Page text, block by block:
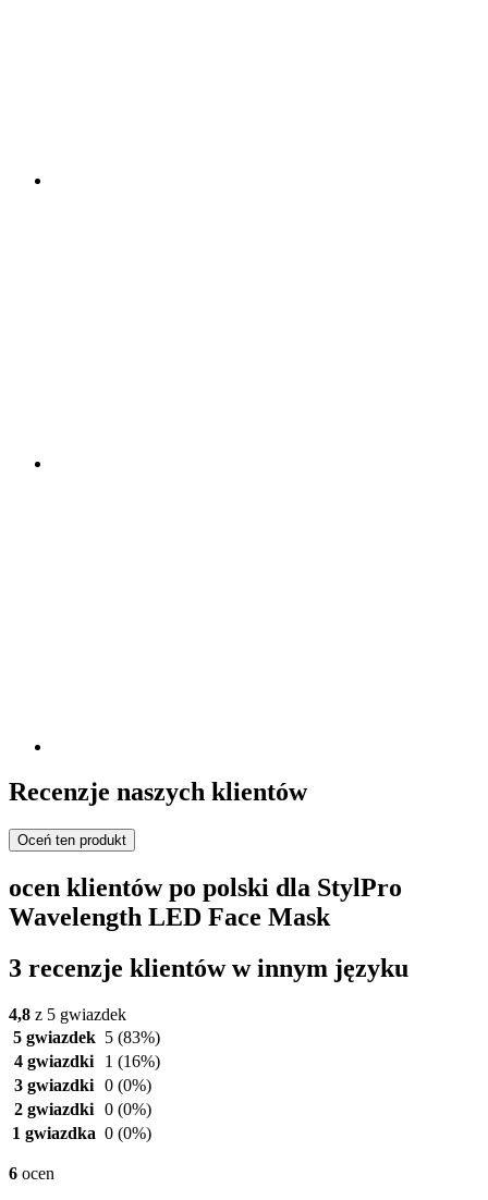
Recenzje naszych klientów
Oceń ten produkt
ocen klientów po polski dla StylPro
Wavelength LED Face Mask
3 recenzje klientów w innym języku
4,8 z 5 gwiazdek
5 gwiazdek 5 (83%)
4 gwiazdki
1 (16%)
3 gwiazdki 0 (0%)
2 gwiazdki 0 (0%)
1 gwiazdka 0 (0%)
6 ocen